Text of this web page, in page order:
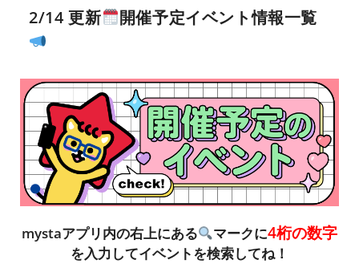
2/14 更新 開催予定イベント情報一覧
mystaアプリ内の右上にある マークに4桁の数字
を入力してイベントを検索してね！